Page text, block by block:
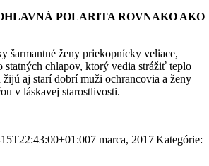
POLARITA ROVNAKO AKO
šarmantné ženy priekopnícky veliace,
statných chlapov, ktorý vedia strážiť teplo
aj starí dobrí muži ochrancovia a ženy
v láskavej starostlivosti.
7 marca, 2017|Kategórie: